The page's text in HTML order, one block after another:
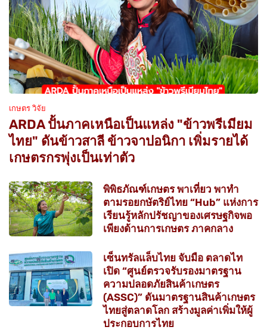
เกษตร วิจัย
ARDA ปั้นภาคเหนือเป็นแหล่ง "ข้าวพรีเมียม
ไทย" ดันข้าวสาลี ข้าวจาปอนิกา เพิ่มรายได้
เกษตรกรพุ่งเป็นเท่าตัว
พิพิธภัณฑ์เกษตร พาเที่ยว พาทำ
ตามรอยกษัตริย์ไทย “Hub” แห่งการ
เรียนรู้หลักปรัชญาของเศรษฐกิจพอ
เพียงด้านการเกษตร ภาคกลาง
เซ็นทรัลแล็บไทย จับมือ ตลาดไท
เปิด “ศูนย์ตรวจรับรองมาตรฐาน
ความปลอดภัยสินค้าเกษตร
(ASSC)” ดันมาตรฐานสินค้าเกษตร
ไทยสู่ตลาดโลก สร้างมูลค่าเพิ่มให้ผู้
ประกอบการไทย